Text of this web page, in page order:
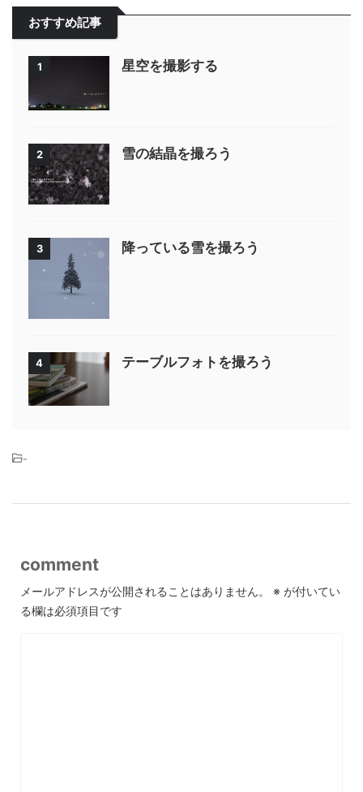
おすすめ記事
1 星空を撮影する
2 雪の結晶を撮ろう
3 降っている雪を撮ろう
4 テーブルフォトを撮ろう
-
comment
メールアドレスが公開されることはありません。 ※ が付いてい
る欄は必須項目です